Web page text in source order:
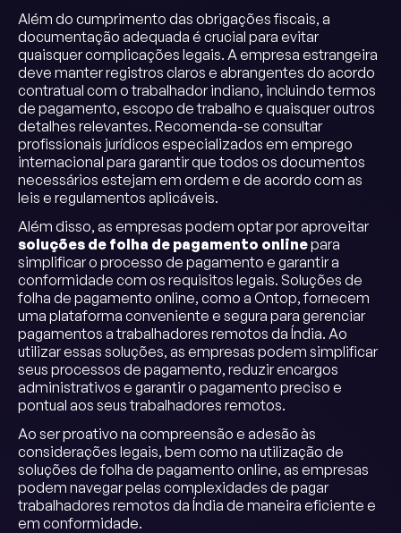
Além do cumprimento das obrigações fiscais, a
documentação adequada é crucial para evitar
quaisquer complicações legais. A empresa estrangeira
deve manter registros claros e abrangentes do acordo
contratual com o trabalhador indiano, incluindo termos
de pagamento, escopo de trabalho e quaisquer outros
detalhes relevantes. Recomenda-se consultar
profissionais jurídicos especializados em emprego
internacional para garantir que todos os documentos
necessários estejam em ordem e de acordo com as
leis e regulamentos aplicáveis.
Além disso, as empresas podem optar por aproveitar
soluções de folha de pagamento onlinepara
simplificar o processo de pagamento e garantir a
conformidade com os requisitos legais. Soluções de
folha de pagamento online, como a Ontop, fornecem
uma plataforma conveniente e segura para gerenciar
pagamentos a trabalhadores remotos da Índia. Ao
utilizar essas soluções, as empresas podem simplificar
seus processos de pagamento, reduzir encargos
administrativos e garantir o pagamento preciso e
pontual aos seus trabalhadores remotos.
Ao ser proativo na compreensão e adesão às
considerações legais, bem como na utilização de
soluções de folha de pagamento online, as empresas
podem navegar pelas complexidades de pagar
trabalhadores remotos da Índia de maneira eficiente e
em conformidade.